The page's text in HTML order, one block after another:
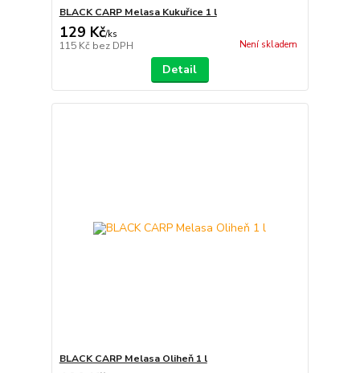
BLACK CARP Melasa Kukuřice 1 l
129 Kč/ks
115 Kč bez DPH Není skladem
Detail
BLACK CARP Melasa Oliheň 1 l